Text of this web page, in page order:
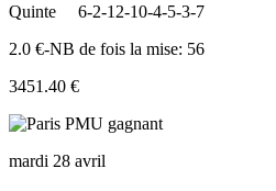
Quinte
6-2-12-10-4-5-3-7
2.0 €-NB de fois la mise: 56
3451.40 €
mardi 28 avril